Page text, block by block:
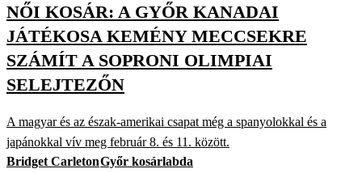
NŐI KOSÁR: A GYŐR KANADAI
JÁTÉKOSA KEMÉNY MECCSEKRE
SZÁMÍT A SOPRONI OLIMPIAI
SELEJTEZŐN
A magyar és az észak-amerikai csapat még a spanyolokkal és a
japánokkal vív meg február 8. és 11. között.
Bridget CarletonGyőr kosárlabda